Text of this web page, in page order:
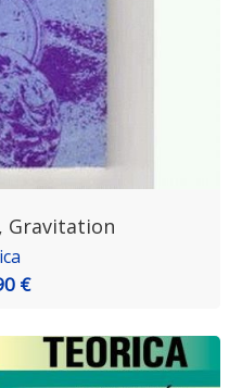
Gravitation
€